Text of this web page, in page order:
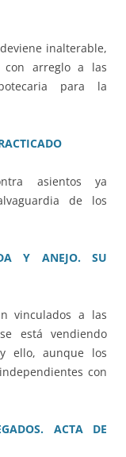
inalterable,
con arreglo a las
para la
asientos ya
de los
Y ANEJO. SU
vinculados a las
está vendiendo
ello, aunque los
con
ACTA DE